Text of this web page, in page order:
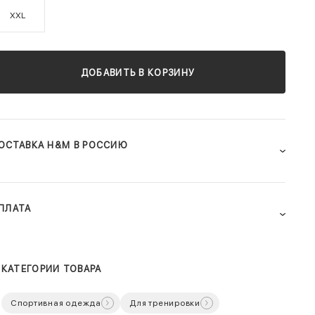
XXL
ДОБАВИТЬ В КОРЗИНУ
H&M В РОССИЮ
КАТЕГОРИИ ТОВАРА
Спортивная одежда Для тренировки